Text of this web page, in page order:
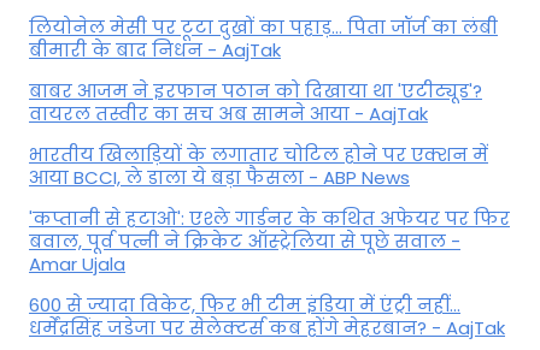
लियोनेल मेसी पर टूटा दुखों का पहाड़... पिता जॉर्ज का लंबी
बीमारी के बाद निधन - AajTak
बाबर आजम ने इरफान पठान को दिखाया था 'एटीट्यूड'?
वायरल तस्वीर का सच अब सामने आया - AajTak
भारतीय खिलाड़ियों के लगातार चोटिल होने पर एक्शन में
आया BCCI, ले डाला ये बड़ा फैसला - ABP News
'कप्तानी से हटाओ': एश्ले गार्डनर के कथित अफेयर पर फिर
बवाल, पूर्व पत्नी ने क्रिकेट ऑस्ट्रेलिया से पूछे सवाल -
Amar Ujala
600 से ज्यादा विकेट, फिर भी टीम इंडिया में एंट्री नहीं...
धर्मेंद्रसिंह जडेजा पर सेलेक्टर्स कब होंगे मेहरबान? - AajTak